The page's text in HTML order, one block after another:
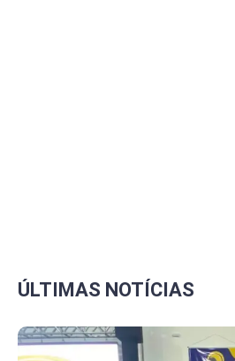
ÚLTIMAS NOTÍCIAS